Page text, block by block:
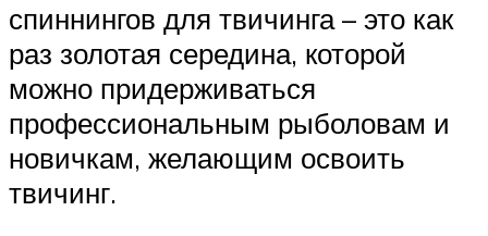
спиннингов для твичинга – это как
раз золотая середина, которой
можно придерживаться
профессиональным рыболовам и
новичкам, желающим освоить
твичинг.